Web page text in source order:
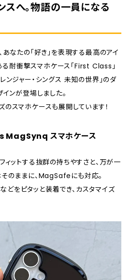
プリート！AirPodsケース＆ア
記念キャンペーン情報
スへ。物語の一員になる
なたの「好き」を表現する最高のアイ
耐衝撃スマホケース「First Class」
ンジャー・シングス 未知の世界」のダ
ンが登場しました。
スマホケースも展開しています！
スマホケース
ットする抜群の持ちやすさと、万が一
のままに、MagSafeにも対応。
どをピタッと装着でき、カスタマイズ